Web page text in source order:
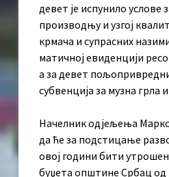
девет је испунило услове
производњу и узгој
крмача и супрасних
матичној евиденцији
а за девет
субвенција за музна грла
Начелник одјељења
да ће за подстицање
овој години бити
буџета општине Србац од